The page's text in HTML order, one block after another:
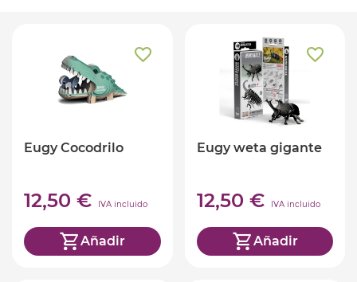
Eugy Cocodrilo
12,50 € IVA incluido
Añadir
Eugy weta gigante
12,50 € IVA incluido
Añadir